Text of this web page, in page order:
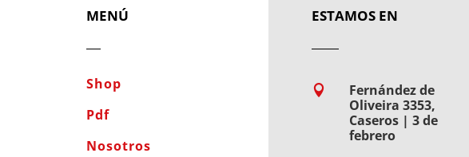
MENÚ
Shop
Pdf
Nosotros
ESTAMOS EN

Fernández de
Oliveira 3353,
Caseros | 3 de
febrero